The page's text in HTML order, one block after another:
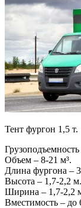
Тент фургон 1,5 т.
Грузоподъемность
Объем – 8-21 м³.
Длина фургона –
Высота – 1,7-2,2 м.
Ширина – 1,7-2,2
Вместимость – до